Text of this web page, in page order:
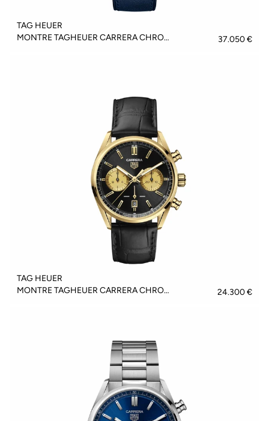
TAG HEUER
MONTRE TAGHEUER CARRERA CHRONOGRAPH TOURBILLON - CBS5010.FC6543
37.050 €
TAG HEUER
MONTRE TAGHEUER CARRERA CHRONOGRAPH - CBN2044.FC8313
24.300 €